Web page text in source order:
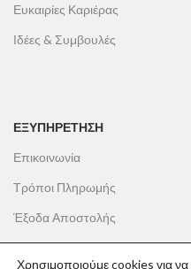
Ευκαιρίες Καριέρας
Ιδέες & Συμβουλές
ΕΞΥΠΗΡΕΤΗΣΗ
Επικοινωνία
Τρόποι Πληρωμής
Έξοδα Αποστολής
Πολιτική Επιστροφών
Χρησιμοποιούμε cookies για